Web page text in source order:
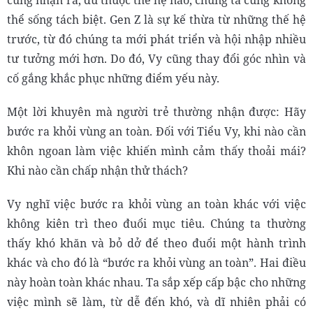
thể sống tách biệt. Gen Z là sự kế thừa từ những thế hệ
trước, từ đó chúng ta mới phát triển và hội nhập nhiều
tư tưởng mới hơn. Do đó, Vy cũng thay đổi góc nhìn và
cố gắng khắc phục những điểm yếu này.
Một lời khuyên mà người trẻ thường nhận được: Hãy
bước ra khỏi vùng an toàn. Đối với Tiểu Vy, khi nào cần
khôn ngoan làm việc khiến mình cảm thấy thoải mái?
Khi nào cần chấp nhận thử thách?
Vy nghĩ việc bước ra khỏi vùng an toàn khác với việc
không kiên trì theo đuổi mục tiêu. Chúng ta thường
thấy khó khăn và bỏ dở để theo đuổi một hành trình
khác và cho đó là “bước ra khỏi vùng an toàn”. Hai điều
này hoàn toàn khác nhau. Ta sắp xếp cấp bậc cho những
việc mình sẽ làm, từ dễ đến khó, và dĩ nhiên phải có